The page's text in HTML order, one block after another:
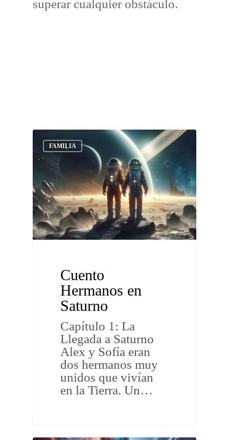
superar cualquier obstáculo.
FAMILIA
Cuento
Hermanos en
Saturno
Capítulo 1: La
Llegada a Saturno
Alex y Sofía eran
dos hermanos muy
unidos que vivían
en la Tierra. Un…